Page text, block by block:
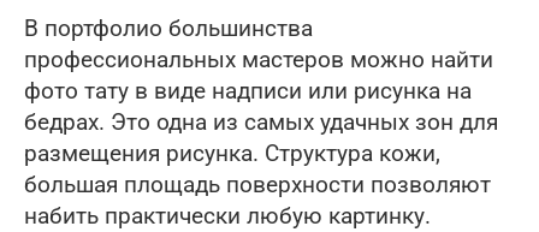
В портфолио большинства
профессиональных мастеров можно найти
фото тату в виде надписи или рисунка на
бедрах. Это одна из самых удачных зон для
размещения рисунка. Структура кожи,
большая площадь поверхности позволяют
набить практически любую картинку.